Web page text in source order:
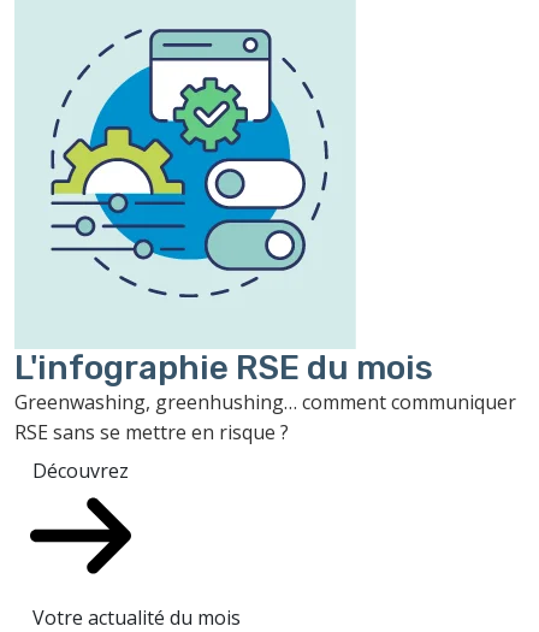
L'infographie RSE du mois
Greenwashing, greenhushing… comment communiquer
RSE sans se mettre en risque ?
Découvrez
Votre actualité du mois